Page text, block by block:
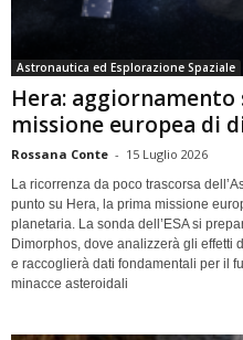
Astronautica ed Esplorazione Spaziale
Hera:
missione europea di
Rossana Conte - 15 Luglio 2026
La ricorrenza da poco trascorsa
punto su Hera, la prima missione
planetaria. La sonda dell’ESA si
Dimorphos, dove analizzerà gli effetti
e raccoglierà dati fondamentali per il
minacce asteroidali